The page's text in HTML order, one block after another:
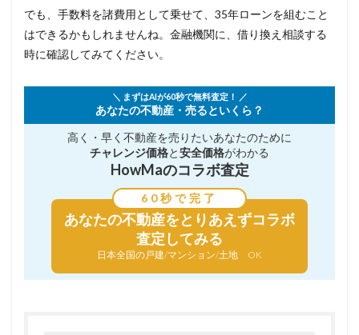
でも、手数料を諸費用として乗せて、35年ローンを組むこと
はできるかもしれませんね。金融機関に、借り換え相談する
時に確認してみてください。
＼ まずはAIが60秒で無料査定！ ／
あなたの不動産・売るといくら？
高く・早く不動産を売りたいあなたのために
チャレンジ価格と安全価格がわかる
HowMaのコラボ査定
60秒で完了
あなたの不動産をとりあえずコラボ
査定してみる
日本全国の戸建/マンション/土地 OK